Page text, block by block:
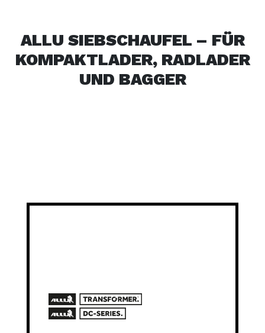
ALLU SIEBSCHAUFEL – FÜR
KOMPAKTLADER, RADLADER
UND BAGGER